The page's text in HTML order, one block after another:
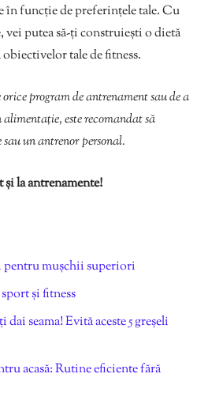
în funcție de preferințele tale. Cu
putea să-ți construiești o dietă
obiectivelor tale de fitness.
program de antrenament sau de a
este recomandat să
un antrenor personal.
și la antrenamente!
mușchii superiori
și fitness
dai seama! Evită aceste 5 greșeli
acasă: Rutine eficiente fără